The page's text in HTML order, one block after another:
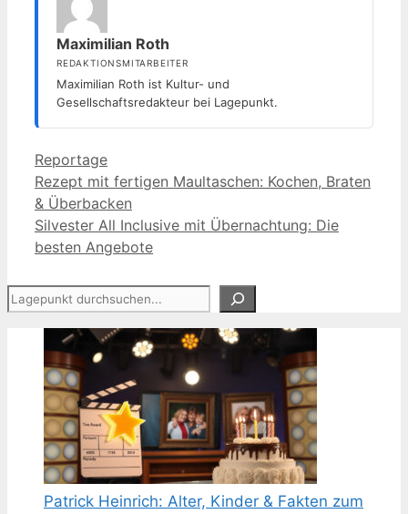
Maximilian Roth
REDAKTIONSMITARBEITER
Maximilian Roth ist Kultur- und
Gesellschaftsredakteur bei Lagepunkt.
Kategorien
Reportage
Rezept mit fertigen Maultaschen: Kochen, Braten
& Überbacken
Silvester All Inclusive mit Übernachtung: Die
besten Angebote
Suchen
Patrick Heinrich: Alter, Kinder & Fakten zum